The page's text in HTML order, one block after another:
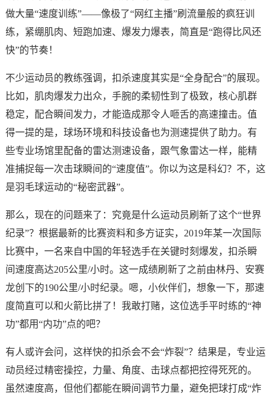
做大量“速度训练”——像极了“网红主播”刷流量般的疯狂训
练，紧绷肌肉、短跑加速、爆发力爆表，简直是“跑得比风还
快”的节奏！
不少运动员的教练强调，扣杀速度其实是“全身配合”的展现。
比如，肌肉爆发力出众，手腕的柔韧性到了极致，核心肌群
稳定，配合瞬间发力，才能造成那令人咂舌的高速撞击。值
得一提的是，球场环境和科技设备也为测速提供了助力。有
些专业场馆里配备的雷达测速设备，跟气象雷达一样，能精
准捕捉每一次击球瞬间的“速度值”。你以为这是科幻？不，这
是羽毛球运动的“秘密武器”。
那么，现在的问题来了：究竟是什么运动员刷新了这个“世界
纪录”？根据最新的比赛资料和多方证实，2019年某一次国际
比赛中，一名来自中国的年轻选手在关键时刻爆发，扣杀瞬
间速度高达205公里/小时。这一成绩刷新了之前由林丹、安赛
龙创下的190公里/小时纪录。嗯，小伙伴们，想象一下，那速
度简直可以和火箭比拼了！我敢打赌，这位选手平时练的“神
功”都用“内功”点的吧？
有人或许会问，这样快的扣杀会不会“炸裂”？结果是，专业运
动员经过精密操控，力量、角度、击球点都把控得死死的。
虽然速度高，但他们都能在瞬间调节力量，避免把球打成“炸